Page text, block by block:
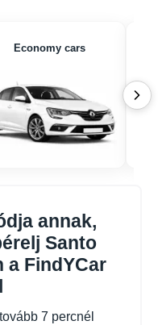
Economy cars
annak,
Santo
a FindYCar
7 percnél